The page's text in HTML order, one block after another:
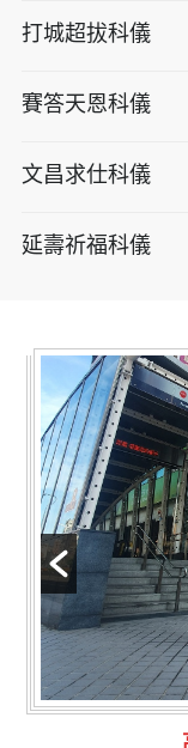
打城超拔科儀
賽答天恩科儀
文昌求仕科儀
延壽祈福科儀